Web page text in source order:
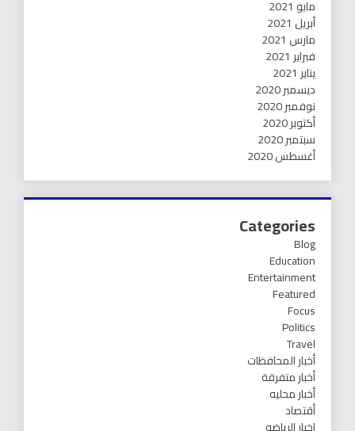
مايو 2021
أبريل 2021
مارس 2021
فبراير 2021
يناير 2021
ديسمبر 2020
نوفمبر 2020
أكتوبر 2020
سبتمبر 2020
أغسطس 2020
Categories
Blog
Education
Entertainment
Featured
Focus
Politics
Travel
أخبار المحافظات
أخبار متفرقة
أخبار محليه
أقتصاد